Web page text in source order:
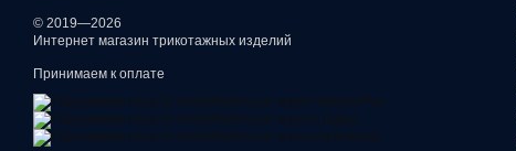
© 2019—2026
Интернет магазин трикотажных изделий
Принимаем к оплате